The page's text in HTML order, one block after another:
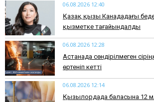
06.08.2026 12:40
Қазақ қызы Канададағы
қызметке тағайындалды
06.08.2026 12:28
Астанада сөндірілмеген
өртеніп кетті
06.08.2026 12:14
Қызылордада баласына 12